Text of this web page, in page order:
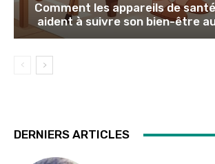
Comment les appareils de
aident à suivre son bien-être
DERNIERS ARTICLES